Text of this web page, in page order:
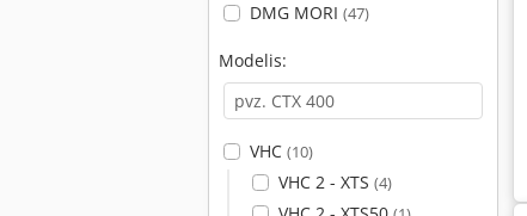
DMG MORI (47)
Modelis:
VHC (10)
VHC 2 - XTS (4)